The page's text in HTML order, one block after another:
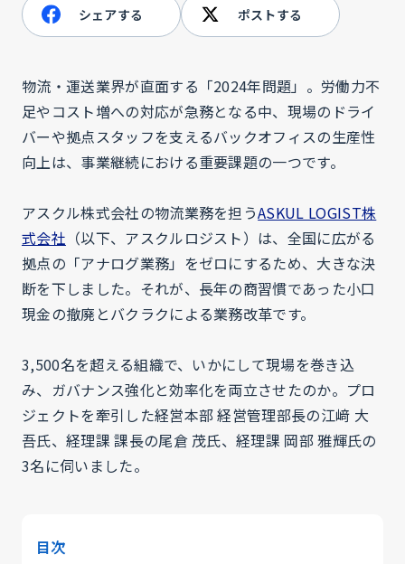
・利用者の74%が紙削減効果を実感している（社内
アンケート結果）
シェアする ポストする
物流・運送業界が直面する「2024年問題」。労働力不
足やコスト増への対応が急務となる中、現場のドライ
バーや拠点スタッフを支えるバックオフィスの生産性
向上は、事業継続における重要課題の一つです。
アスクル株式会社の物流業務を担うASKUL LOGIST株
式会社 （以下、アスクルロジスト）は、全国に広がる
拠点の「アナログ業務」をゼロにするため、大きな決
断を下しました。それが、長年の商習慣であった小口
現金の撤廃とバクラクによる業務改革です。
3,500名を超える組織で、いかにして現場を巻き込
み、ガバナンス強化と効率化を両立させたのか。プロ
ジェクトを牽引した経営本部 経営管理部長の江﨑 大
吾氏、経理課 課長の尾倉 茂氏、経理課 岡部 雅輝氏の
3名に伺いました。
目次